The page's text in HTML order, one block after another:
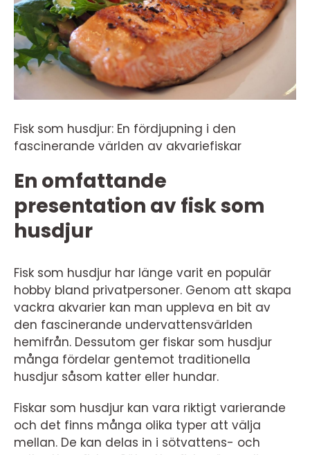
Fisk som husdjur: En fördjupning i den
fascinerande världen av akvariefiskar
En omfattande
presentation av fisk som
husdjur
Fisk som husdjur har länge varit en populär
hobby bland privatpersoner. Genom att skapa
vackra akvarier kan man uppleva en bit av
den fascinerande undervattensvärlden
hemifrån. Dessutom ger fiskar som husdjur
många fördelar gentemot traditionella
husdjur såsom katter eller hundar.
Fiskar som husdjur kan vara riktigt varierande
och det finns många olika typer att välja
mellan. De kan delas in i sötvattens- och